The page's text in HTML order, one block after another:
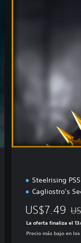
Steelrising
Cagliostro’s
US$7.49
La oferta finaliza el
Precio más bajo en